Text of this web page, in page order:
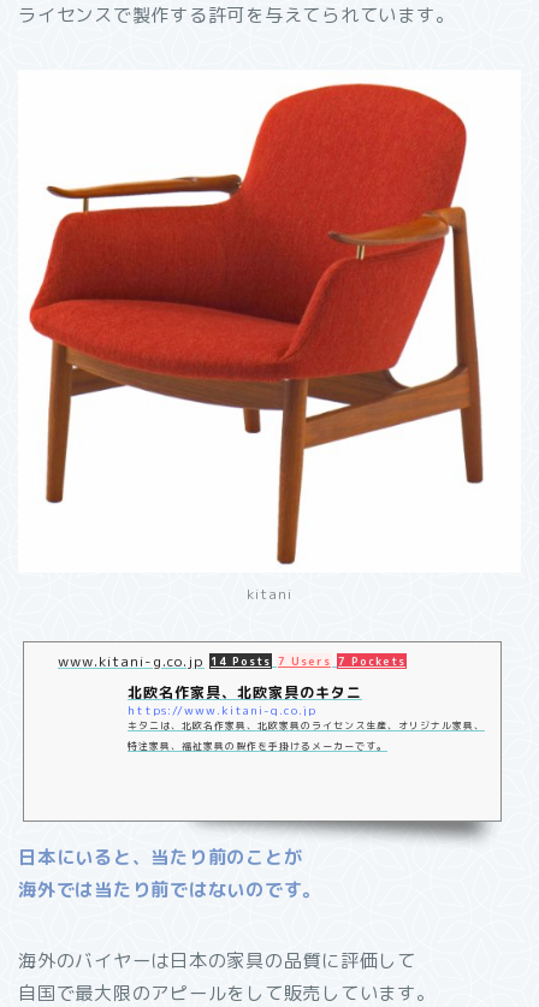
ライセンスで製作する許可を与えてられています。
kitani
www.kitani-g.co.jp 14 Posts 7 Users 7 Pockets
北欧名作家具、北欧家具のキタニ
https://www.kitani-g.co.jp
キタニは、北欧名作家具、北欧家具のライセンス生産、オリジナル家具、
特注家具、福祉家具の製作を手掛けるメーカーです。
日本にいると、当たり前のことが
海外では当たり前ではないのです。
海外のバイヤーは日本の家具の品質に評価して
自国で最大限のアピールをして販売しています。